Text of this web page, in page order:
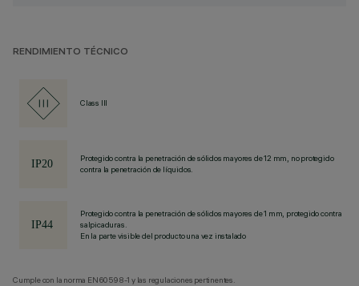
RENDIMIENTO TÉCNICO
Class III
Protegido contra la penetración de sólidos mayores de 12 mm, no protegido
contra la penetración de líquidos.
Protegido contra la penetración de sólidos mayores de 1 mm, protegido contra
salpicaduras.
En la parte visible del producto una vez instalado
Cumple con la norma EN60598-1 y las regulaciones pertinentes.